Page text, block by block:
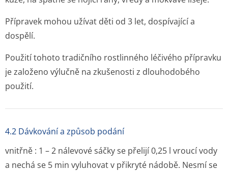
Přípravek mohou užívat děti od 3 let, dospívající a
dospělí.
Použití tohoto tradičního rostlinného léčivého přípravku
je založeno výlučně na zkušenosti z dlouhodobého
použití.
4.2 Dávkování a způsob podání
vnitřně : 1 – 2 nálevové sáčky se přelijí 0,25 l vroucí vody
a nechá se 5 min vyluhovat v přikryté nádobě. Nesmí se